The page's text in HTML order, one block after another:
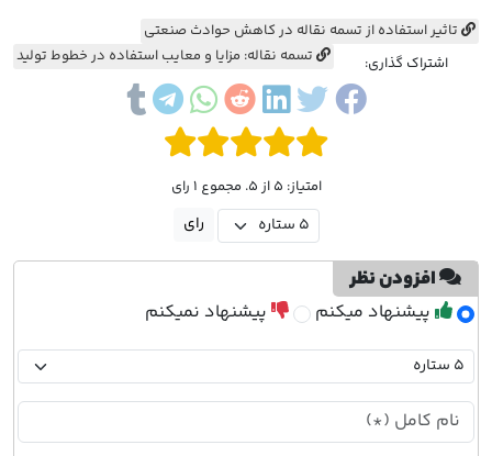
تاثیر استفاده از تسمه نقاله در کاهش حوادث صنعتی
تسمه نقاله: مزایا و معایب استفاده در خطوط تولید
اشتراک گذاری:
امتیاز: 5 از 5. مجموع 1 رای
افزودن نظر
پیشنهاد میکنم پیشنهاد نمیکنم